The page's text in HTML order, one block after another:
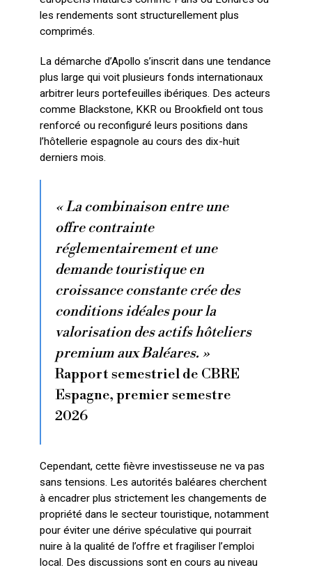
les rendements sont structurellement plus
comprimés.
La démarche d’Apollo s’inscrit dans une tendance
plus large qui voit plusieurs fonds internationaux
arbitrer leurs portefeuilles ibériques. Des acteurs
comme Blackstone, KKR ou Brookfield ont tous
renforcé ou reconfiguré leurs positions dans
l’hôtellerie espagnole au cours des dix-huit
derniers mois.
« La combinaison entre une
offre contrainte
réglementairement et une
demande touristique en
croissance constante crée des
conditions idéales pour la
valorisation des actifs hôteliers
premium aux Baléares. »
Rapport semestriel de CBRE
Espagne, premier semestre
2026
Cependant, cette fièvre investisseuse ne va pas
sans tensions. Les autorités baléares cherchent
à encadrer plus strictement les changements de
propriété dans le secteur touristique, notamment
pour éviter une dérive spéculative qui pourrait
nuire à la qualité de l’offre et fragiliser l’emploi
local. Des discussions sont en cours au niveau